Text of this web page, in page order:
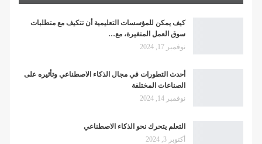
كيف يمكن للمؤسسات التعليمية أن تتكيف مع متطلبات
سوق العمل المتغيرة، مع…
نوفمبر 17, 2024
أحدث التطورات في مجال الذكاء الاصطناعي وتأثيره على
الصناعات المختلفة
نوفمبر 14, 2024
التعلم يتحرك نحو الذكاء الاصطناعي
أكتوبر 3, 2024